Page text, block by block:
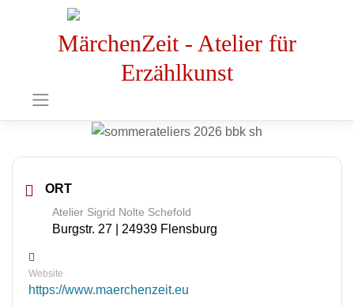
MärchenZeit - Atelier für
Erzählkunst
ORT
Atelier Sigrid Nolte Schefold
Burgstr. 27 | 24939 Flensburg
Website
https://www.maerchenzeit.eu